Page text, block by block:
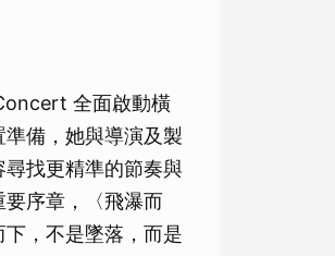
全面啟動橫
備，她與導演及製
找更精準的節奏與
序章，〈飛瀑而
，不是墜落，而是